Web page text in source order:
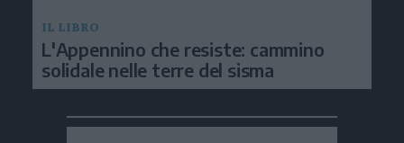
IL LIBRO
L'Appennino che resiste: cammino
solidale nelle terre del sisma